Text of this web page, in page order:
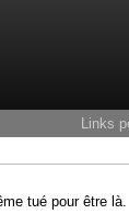
Links
tué pour être là.